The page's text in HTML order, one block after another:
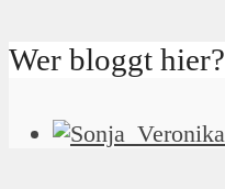
Wer bloggt hier?